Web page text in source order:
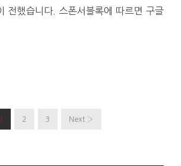
전했습니다. 스폰서블록에 따르면 구글
1 2 3 Next ›